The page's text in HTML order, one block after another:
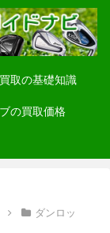
取の基礎知識
の買取価格
ダンロッ